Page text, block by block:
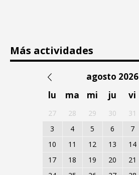
Más actividades
agosto 2026
lu
ma mi ju vi
27 28 29 30 31
3
4 5 6 7
10
11 12 13 14
17
18 19 20 21